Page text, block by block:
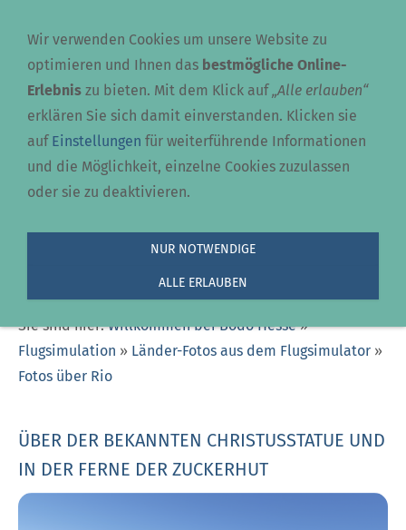
Fotos über Rio
Sie sind hier:Willkommen bei Bodo Hesse»
Flugsimulation » Länder-Fotos aus dem Flugsimulator »
Fotos über Rio
ÜBER DER BEKANNTEN CHRISTUSSTATUE UND
IN DER FERNE DER ZUCKERHUT
Wir verwenden Cookies um unsere Website zu
optimieren und Ihnen das bestmögliche Online-
Erlebnis zu bieten. Mit dem Klick auf„Alle erlauben“
erklären Sie sich damit einverstanden. Klicken sie
auf Einstellungen für weiterführende Informationen
und die Möglichkeit, einzelne Cookies zuzulassen
oder sie zu deaktivieren.
NUR NOTWENDIGE
ALLE ERLAUBEN